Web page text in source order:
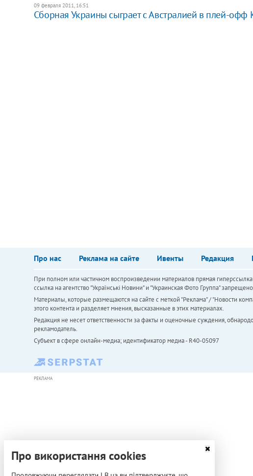
09 февраля 2011, 16:51
Сборная Украины сыграет с Австралией в плей-
Про нас Реклама на сайте Ивенты Редакция
При полном или частичном воспроизведении материалов прямая
ссылка на агентство "Українськi Новини" и "Украинская Фото Группа"
Материалы, которые размещаются на сайте с меткой "Реклама" / "Новости
этого контента и разделяет мнения, высказанные в этих материалах.
Редакция не несет ответственности за факты и оценочные суждения,
рекламодатель.
Субъект в сфере онлайн-медиа; идентификатор медиа - R40-05097
РЕКЛАМА
Про використання cookies